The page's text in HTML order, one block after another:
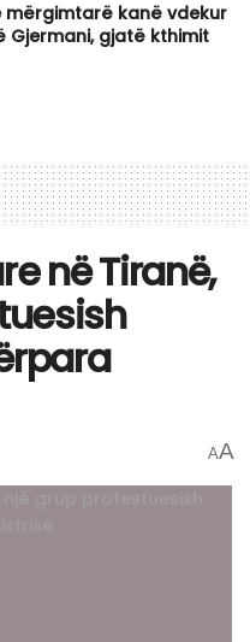
mërgimtarë kanë vdekur
Gjermani, gjatë kthimit
në Tiranë,
AA